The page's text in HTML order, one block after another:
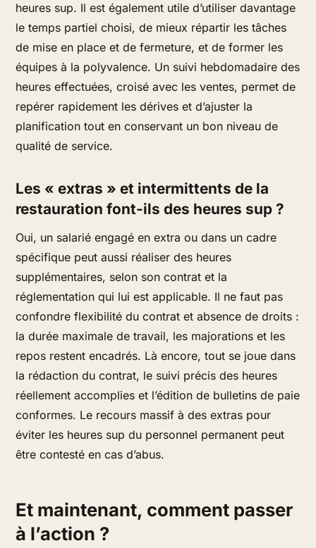
heures sup. Il est également utile d’utiliser davantage
le temps partiel choisi, de mieux répartir les tâches
de mise en place et de fermeture, et de former les
équipes à la polyvalence. Un suivi hebdomadaire des
heures effectuées, croisé avec les ventes, permet de
repérer rapidement les dérives et d’ajuster la
planification tout en conservant un bon niveau de
qualité de service.
Les « extras » et intermittents de la
restauration font-ils des heures sup ?
Oui, un salarié engagé en extra ou dans un cadre
spécifique peut aussi réaliser des heures
supplémentaires, selon son contrat et la
réglementation qui lui est applicable. Il ne faut pas
confondre flexibilité du contrat et absence de droits :
la durée maximale de travail, les majorations et les
repos restent encadrés. Là encore, tout se joue dans
la rédaction du contrat, le suivi précis des heures
réellement accomplies et l’édition de bulletins de paie
conformes. Le recours massif à des extras pour
éviter les heures sup du personnel permanent peut
être contesté en cas d’abus.
Et maintenant, comment passer
à l’action ?